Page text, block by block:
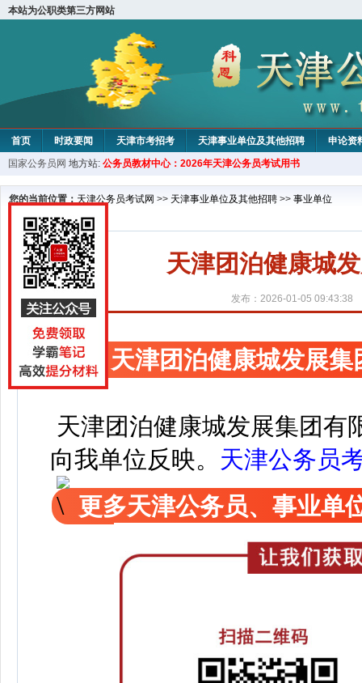
本站为公职类第三方网站
首页 时政要闻 天津市考招考 天津事业单位及其他招聘 申论资
教材中心
国家公务员网 地方站: 公务员教材中心：2026年天津公务员考试用书
您的当前位置： 天津公务员考试网 >> 天津事业单位及其他招聘 >> 事业单位
天津团泊健康城
发布：2026-01-05 09:43:38
天津团泊健康城发展
天津团泊健康城发展集团有
向我单位反映。 天津公务员
更多天津公务员、事业单